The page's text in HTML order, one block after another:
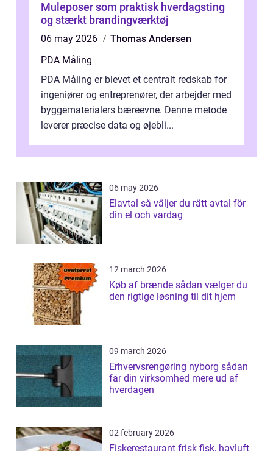
Muleposer som praktisk hverdagsting
og stærkt brandingværktøj
06 may 2026
Thomas Andersen
PDA Måling
PDA Måling er blevet et centralt redskab for
ingeniører og entreprenører, der arbejder med
byggematerialers bæreevne. Denne metode
leverer præcise data og øjebli...
06 may 2026
Elavtal så väljer du rätt avtal för
din el och vardag
12 march 2026
Køb af brænde sådan vælger du
den rigtige løsning til dit hjem
09 march 2026
Erhvervsrengøring nyborg sådan
får din virksomhed mere ud af
hverdagen
02 february 2026
Fiskerestaurant frisk fisk, havluft